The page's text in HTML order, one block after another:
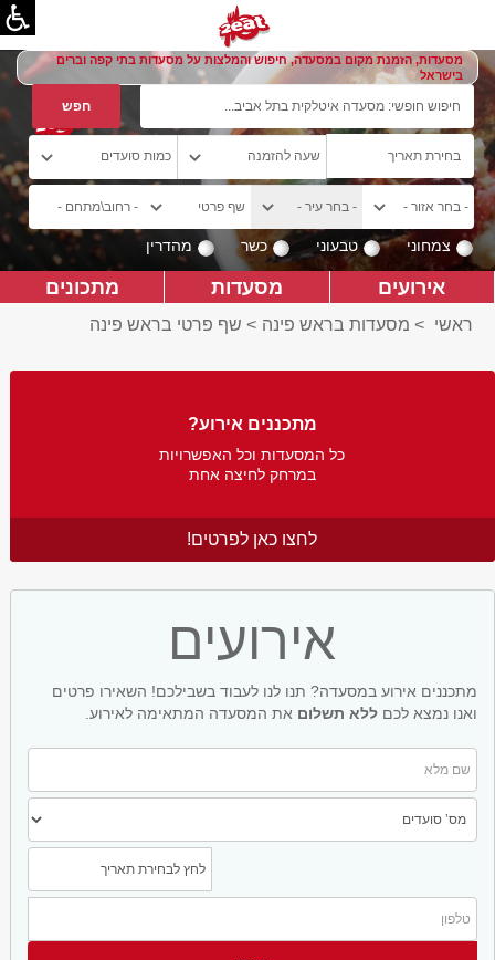
מסעדות, הזמנת מקום במסעדה, חיפוש והמלצות על מסעדות בתי קפה וברים
בישראל
צמחוני טבעוני כשר מהדרין
אירועים מסעדות מתכונים
ראשי > מסעדות בראש פינה > שף פרטי בראש פינה
מתכננים אירוע?
כל המסעדות וכל האפשרויות
במרחק לחיצה אחת
לחצו כאן לפרטים!
אירועים
מתכננים אירוע במסעדה? תנו לנו לעבוד בשבילכם! השאירו פרטים
ואנו נמצא לכם ללא תשלום את המסעדה המתאימה לאירוע.